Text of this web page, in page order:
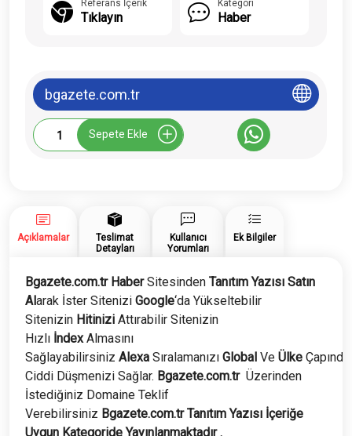
Referans İçerik
Tıklayın
Kategori
Haber
bgazete.com.tr
Bgazete.com.tr
Tanıtım
Sepete Ekle
Açıklamalar
Teslimat
Detayları
Kullanıcı
Yorumları
Ek Bilgiler
Bgazete.com.tr HaberSitesinden Tanıtım Yazısı Satın
Alarak İster Sitenizi Google‘da Yükseltebilir
Sitenizin Hitinizi Attırabilir Sitenizin
Hızlı İndexAlmasını
Sağlayabilirsiniz Alexa Sıralamanızı Global Ve Ülke Çapında
Ciddi Düşmenizi Sağlar. Bgazete.com.tr Üzerinden
İstediğiniz Domaine Teklif
Verebilirsiniz Bgazete.com.trTanıtım Yazısı İçeriğe
Uygun Kategoride Yayınlanmaktadır .